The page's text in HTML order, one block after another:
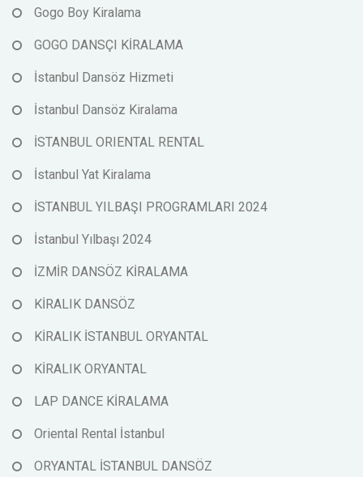
Gogo Boy Kiralama
GOGO DANSÇI KİRALAMA
İstanbul Dansöz Hizmeti
İstanbul Dansöz Kiralama
İSTANBUL ORIENTAL RENTAL
İstanbul Yat Kiralama
İSTANBUL YILBAŞI PROGRAMLARI 2024
İstanbul Yılbaşı 2024
İZMİR DANSÖZ KİRALAMA
KİRALIK DANSÖZ
KİRALIK İSTANBUL ORYANTAL
KİRALIK ORYANTAL
LAP DANCE KİRALAMA
Oriental Rental İstanbul
ORYANTAL İSTANBUL DANSÖZ